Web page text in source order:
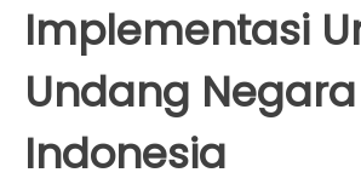
Implementasi
Undang
Indonesia